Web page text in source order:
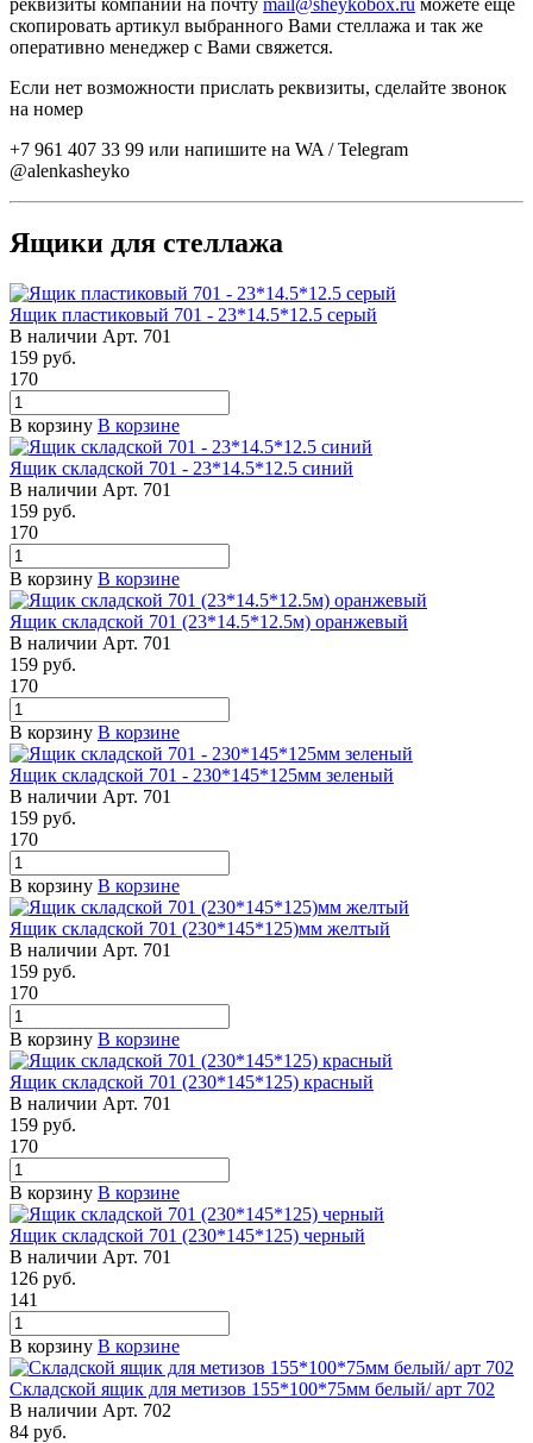
скопировать артикул выбранного Вами стеллажа и так же
оперативно менеджер с Вами свяжется.
Если нет возможности прислать реквизиты, сделайте звонок
на номер
+7 961 407 33 99 или напишите на WA / Telegram
@alenkasheyko
Ящики для стеллажа
Ящик пластиковый 701 - 23*14.5*12.5 серый
В наличии Арт. 701
159 руб.
170
В корзину В корзине
Ящик складской 701 - 23*14.5*12.5 синий
В наличии Арт. 701
159 руб.
170
В корзину В корзине
Ящик складской 701 (23*14.5*12.5м) оранжевый
В наличии Арт. 701
159 руб.
170
В корзину В корзине
Ящик складской 701 - 230*145*125мм зеленый
В наличии Арт. 701
159 руб.
170
В корзину В корзине
Ящик складской 701 (230*145*125)мм желтый
В наличии Арт. 701
159 руб.
170
В корзину В корзине
Ящик складской 701 (230*145*125) красный
В наличии Арт. 701
159 руб.
170
В корзину В корзине
Ящик складской 701 (230*145*125) черный
В наличии Арт. 701
126 руб.
141
В корзину В корзине
Складской ящик для метизов 155*100*75мм белый/ арт 702
В наличии Арт. 702
84 руб.